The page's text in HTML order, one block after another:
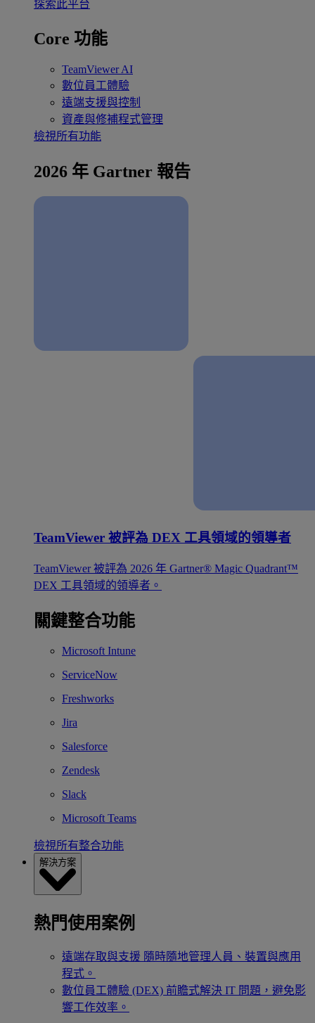
探索此平台
Core 功能
TeamViewer AI
數位員工體驗
遠端支援與控制
資產與修補程式管理
檢視所有功能
2026 年 Gartner 報告
TeamViewer 被評為 DEX 工具領域的領導者
TeamViewer 被評為 2026 年 Gartner® Magic Quadrant™
DEX 工具領域的領導者。
關鍵整合功能
Microsoft Intune
ServiceNow
Freshworks
Jira
Salesforce
Zendesk
Slack
Microsoft Teams
檢視所有整合功能
解決方案
熱門使用案例
遠端存取與支援 隨時隨地管理人員、裝置與應用
程式。
數位員工體驗 (DEX) 前瞻式解決 IT 問題，避免影
響工作效率。